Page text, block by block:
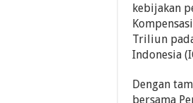
kebijakan
Triliun
Indonesia
Dengan
bersama